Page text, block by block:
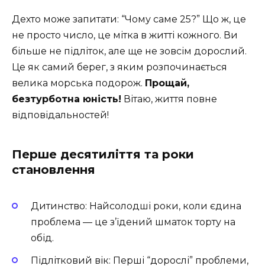
Дехто може запитати: “Чому саме 25?” Що ж, це
не просто число, це мітка в житті кожного. Ви
більше не підліток, але ще не зовсім дорослий.
Це як самий берег, з яким розпочинається
велика морська подорож. Прощай,
безтурботна юність! Вітаю, життя повне
відповідальностей!
Перше десятиліття та роки
становлення
Дитинство: Найсолодші роки, коли єдина
проблема — це з’їдений шматок торту на
обід.
Підлітковий вік: Перші “дорослі” проблеми,